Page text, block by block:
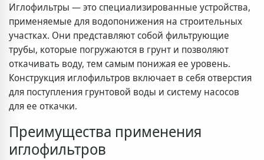
Иглофильтры — это специализированные устройства,
применяемые для водопонижения на строительных
участках. Они представляют собой фильтрующие
трубы, которые погружаются в грунт и позволяют
откачивать воду, тем самым понижая ее уровень.
Конструкция иглофильтров включает в себя отверстия
для поступления грунтовой воды и систему насосов
для ее откачки.
Преимущества применения
иглофильтров